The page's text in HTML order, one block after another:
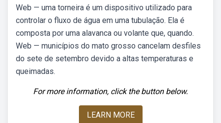
Web — uma torneira é um dispositivo utilizado para
controlar o fluxo de água em uma tubulação. Ela é
composta por uma alavanca ou volante que, quando.
Web — municípios do mato grosso cancelam desfiles
do sete de setembro devido a altas temperaturas e
queimadas.
For more information, click the button below.
LEARN MORE